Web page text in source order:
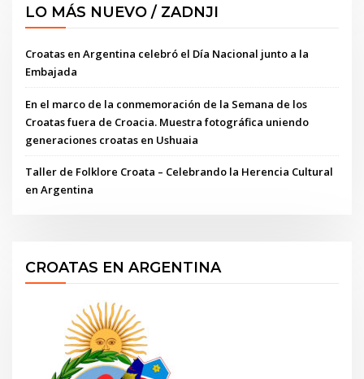
LO MÁS NUEVO / ZADNJI
Croatas en Argentina celebró el Día Nacional junto a la
Embajada
En el marco de la conmemoración de la Semana de los
Croatas fuera de Croacia. Muestra fotográfica uniendo
generaciones croatas en Ushuaia
Taller de Folklore Croata – Celebrando la Herencia Cultural
en Argentina
CROATAS EN ARGENTINA